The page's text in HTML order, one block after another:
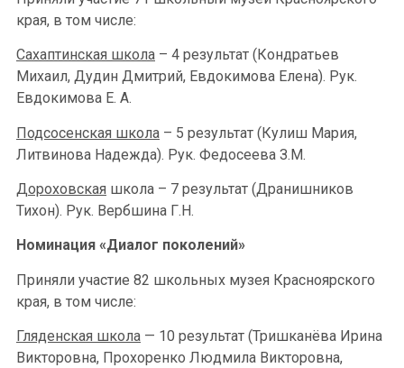
края, в том числе:
Сахаптинская школа – 4 результат (Кондратьев
Михаил, Дудин Дмитрий, Евдокимова Елена). Рук.
Евдокимова Е. А.
Подсосенская школа – 5 результат (Кулиш Мария,
Литвинова Надежда). Рук. Федосеева З.М.
Дороховская школа – 7 результат (Дранишников
Тихон). Рук. Вербшина Г.Н.
Номинация «Диалог поколений»
Приняли участие 82 школьных музея Красноярского
края, в том числе:
Гляденская школа — 10 результат (Тришканёва Ирина
Викторовна, Прохоренко Людмила Викторовна,